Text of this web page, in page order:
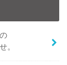
。